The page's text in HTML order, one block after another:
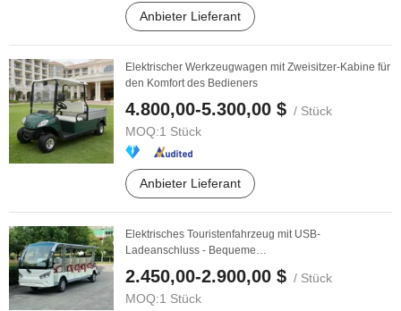
Anbieter Lieferant
Elektrischer Werkzeugwagen mit Zweisitzer-Kabine für
den Komfort des Bedieners
4.800,00-5.300,00 $ / Stück
MOQ:1 Stück
Anbieter Lieferant
Elektrisches Touristenfahrzeug mit USB-
Ladeanschluss - Bequeme
2.450,00-2.900,00 $ / Stück
MOQ:1 Stück